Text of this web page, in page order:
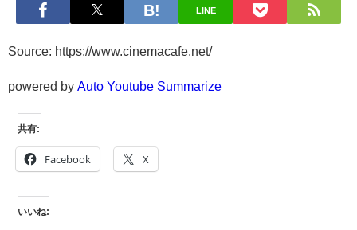
LINE
Source: https://www.cinemacafe.net/
powered by Auto Youtube Summarize
共有:
Facebook X
いいね: